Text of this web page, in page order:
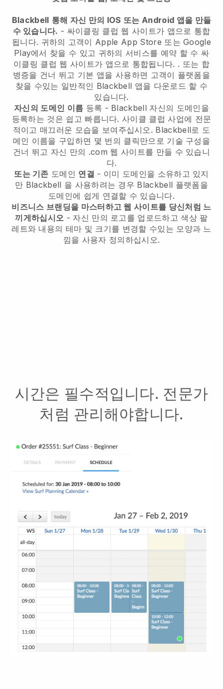
Blackbell 통해 자신 만의 IOS 또는 Android 앱을 만들
수 있습니다. - 싸이클링 클럽 웹 사이트가 앱으로 통합
됩니다. 귀하의 고객이 Apple App Store 또는 Google
Play에서 찾을 수 있고 귀하의 서비스를 예약 할 수 싸
이클링 클럽 웹 사이트가 앱으로 통합됩니다. . 또는 합
병증을 건너 뛰고 기본 앱을 사용하면 고객이 플랫폼을
찾을 수있는 일반적인 Blackbell 앱을 다운로드 할 수
있습니다.
자신의 도메인 이름 등록 - Blackbell 자신의 도메인을
등록하는 것은 쉽고 빠릅니다.사이클 클럽 사업에 전문
적이고 매끄러운 모습을 보여주십시오. Blackbell로 도
메인 이름을 구입하면 몇 번의 클릭만으로 기술 구성을
건너 뛰고 자신 만의 .com 웹 사이트를 만들 수 있습니
다.
또는 기존 도메인 연결 - 이미 도메인을 소유하고 있지
만 Blackbell 을 사용하려는 경우 Blackbell 플랫폼을
도메인에 쉽게 연결할 수 있습니다.
비즈니스 브랜딩을 마스터하고 웹 사이트를 당신처럼 느
끼게하십시오 - 자신 만의 로고를 업로드하고 색상 팔
레트와 내용의 테마 및 크기를 변경할 수있는 모양과 느
낌을 사용자 정의하십시오.
시간은 필수적입니다. 전문가
처럼 관리해야합니다.